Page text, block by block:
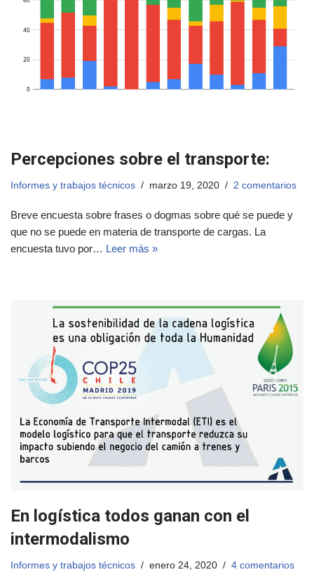
Percepciones sobre el transporte:
Informes y trabajos técnicos marzo 19, 2020 2 comentarios
Breve encuesta sobre frases o dogmas sobre qué se puede y
que no se puede en materia de transporte de cargas. La
encuesta tuvo por… Leer más »
En logística todos ganan con el
intermodalismo
Informes y trabajos técnicos enero 24, 2020 4 comentarios